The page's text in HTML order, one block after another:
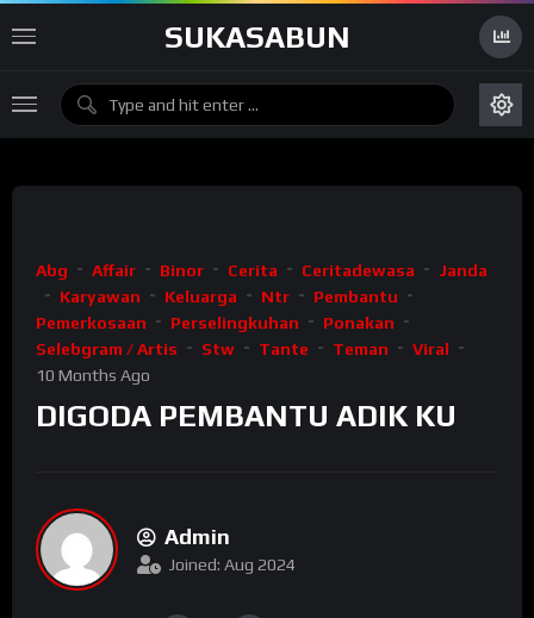
SUKASABUN
Abg Affair Binor Cerita Ceritadewasa
Janda
Karyawan
Keluarga Ntr
Pembantu
Pemerkosaan
Perselingkuhan
Ponakan
Selebgram / Artis
Stw Tante Teman
Viral
10 Months Ago
DIGODA PEMBANTU ADIK KU
Admin
Joined: Aug 2024